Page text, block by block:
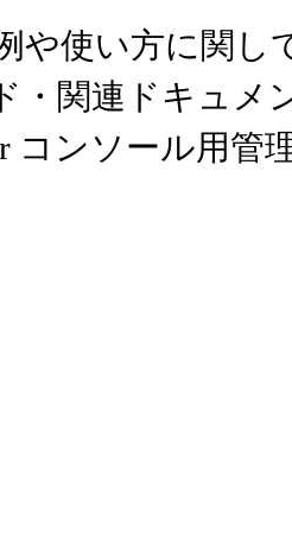
や使い方に関し
・関連ドキュ
コンソール用